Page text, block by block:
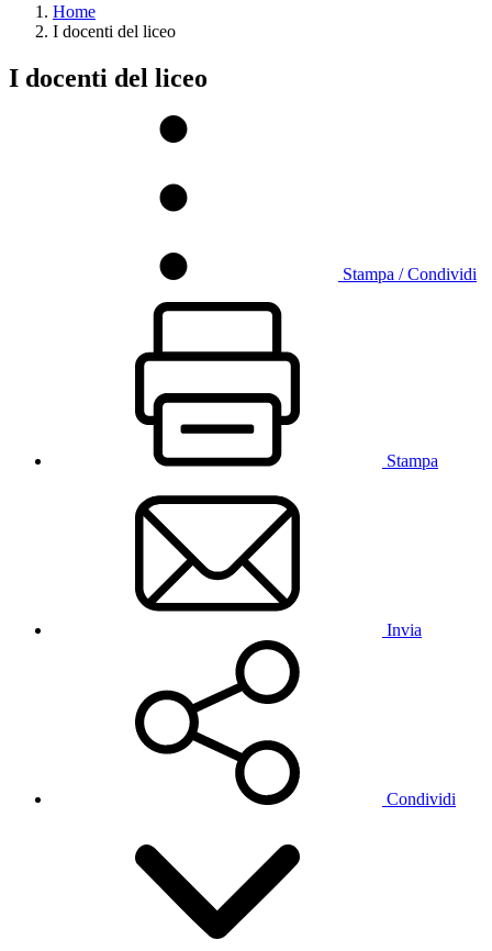
Home
I docenti del liceo
I docenti del liceo
Stampa / Condividi
Stampa
Invia
Condividi